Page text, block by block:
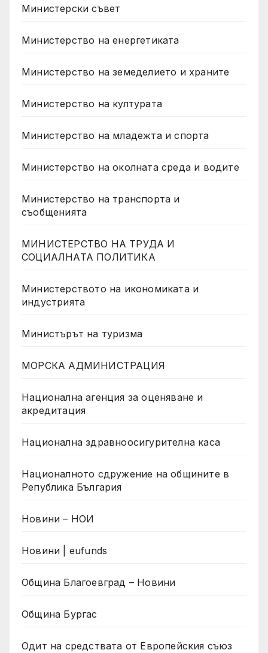
Министерски съвет
Министерство на енергетиката
Министерство на земеделието и храните
Министерство на културата
Министерство на младежта и спорта
Министерство на околната среда и водите
Министерство на транспорта и
съобщенията
МИНИСТЕРСТВО НА ТРУДА И
СОЦИАЛНАТА ПОЛИТИКА
Министерството на икономиката и
индустрията
Министърът на туризма
МОРСКА АДМИНИСТРАЦИЯ
Национална агенция за оценяване и
акредитация
Национална здравноосигурителна каса
Националното сдружение на общините в
Република България
Новини – НОИ
Новини | eufunds
Община Благоевград – Новини
Община Бургас
Одит на средствата от Европейския съюз